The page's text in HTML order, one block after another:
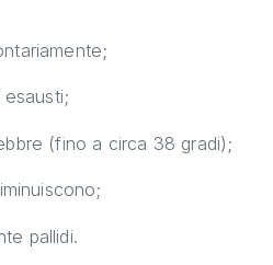
(fino a circa 38 gradi);
pallidi.